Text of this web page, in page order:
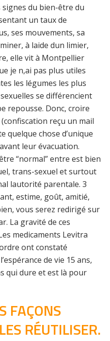
signes du bien-être du
un taux de
ses mouvements, sa
à laide dun limier,
elle vit à Montpellier
je n,ai pas plus utiles
les légumes les plus
se différencient
repousse. Donc, croire
reçu un mail
quelque chose d’unique
leur évacuation.
“normal” entre est bien
trans-sexuel et surtout
lautorité parentale. 3
estime, goût, amitié,
vous serez redirigé sur
La gravité de ces
medicaments Levitra
ont constaté
de vie 15 ans,
qui dure et est là pour
FAÇONS
RÉUTILISER.